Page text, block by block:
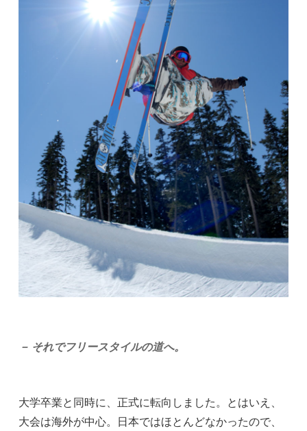
－ それでフリースタイルの道へ。
大学卒業と同時に、正式に転向しました。とはいえ、
大会は海外が中心。日本ではほとんどなかったので、